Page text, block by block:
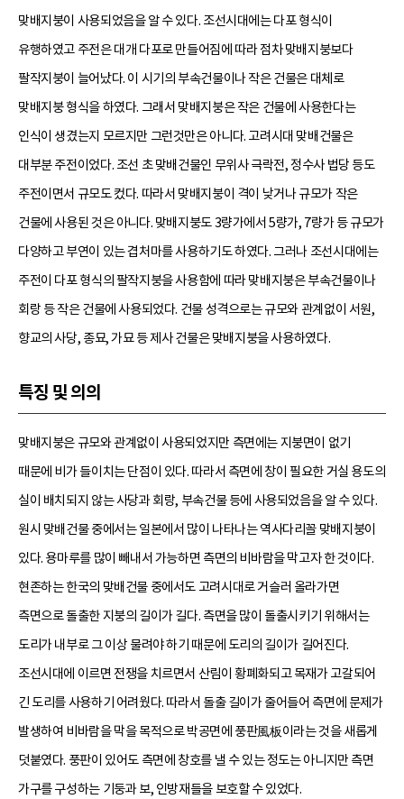
맞배지붕이 사용되었음을 알 수 있다. 조선시대에는 다포 형식이
유행하였고 주전은 대개 다포로 만들어짐에 따라 점차 맞배지붕보다
팔작지붕이 늘어났다. 이 시기의 부속건물이나 작은 건물은 대체로
맞배지붕 형식을 하였다. 그래서 맞배지붕은 작은 건물에 사용한다는
인식이 생겼는지 모르지만 그런것만은 아니다. 고려시대 맞배건물은
대부분 주전이었다. 조선 초 맞배건물인 무위사 극락전, 정수사 법당 등도
주전이면서 규모도 컸다. 따라서 맞배지붕이 격이 낮거나 규모가 작은
건물에 사용된 것은 아니다. 맞배지붕도 3량가에서 5량가, 7량가 등 규모가
다양하고 부연이 있는 겹처마를 사용하기도 하였다. 그러나 조선시대에는
주전이 다포 형식의 팔작지붕을 사용함에 따라 맞배지붕은 부속건물이나
회랑 등 작은 건물에 사용되었다. 건물 성격으로는 규모와 관계없이 서원,
향교의 사당, 종묘, 가묘 등 제사 건물은 맞배지붕을 사용하였다.
특징 및 의의
맞배지붕은 규모와 관계없이 사용되었지만 측면에는 지붕면이 없기
때문에 비가 들이치는 단점이 있다. 따라서 측면에 창이 필요한 거실 용도의
실이 배치되지 않는 사당과 회랑, 부속건물 등에 사용되었음을 알 수 있다.
원시 맞배건물 중에서는 일본에서 많이 나타나는 역사다리꼴 맞배지붕이
있다. 용마루를 많이 빼내서 가능하면 측면의 비바람을 막고자 한 것이다.
현존하는 한국의 맞배건물 중에서도 고려시대로 거슬러 올라가면
측면으로 돌출한 지붕의 길이가 길다. 측면을 많이 돌출시키기 위해서는
도리가 내부로 그 이상 물려야 하기 때문에 도리의 길이가 길어진다.
조선시대에 이르면 전쟁을 치르면서 산림이 황폐화되고 목재가 고갈되어
긴 도리를 사용하기 어려웠다. 따라서 돌출 길이가 줄어들어 측면에 문제가
발생하여 비바람을 막을 목적으로 박공면에 풍판風板이라는 것을 새롭게
덧붙였다. 풍판이 있어도 측면에 창호를 낼 수 있는 정도는 아니지만 측면
가구를 구성하는 기둥과 보, 인방재들을 보호할 수 있었다.